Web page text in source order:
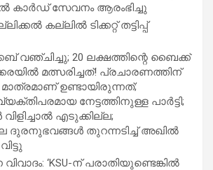
കാര്‍ഡ് സേവനം ആരംഭിച്ചു
കല്ലിൽ ടിക്കറ്റ് തട്ടിപ്പ്
വഞ്ചിച്ചു; 20 ലക്ഷത്തിന്റെ ബൈക്ക്
മത്സരിച്ചത്! പ്രചാരണത്തിന്
ഉണ്ടായിരുന്നത്;
നേട്ടത്തിനുള്ള പാര്‍ട്ടി;
എടുക്കില്ല;
ദുരനുഭവങ്ങള്‍ തുറന്നടിച്ച് അഖില്‍
‘KSU-ന് പരാതിയുണ്ടെങ്കിൽ